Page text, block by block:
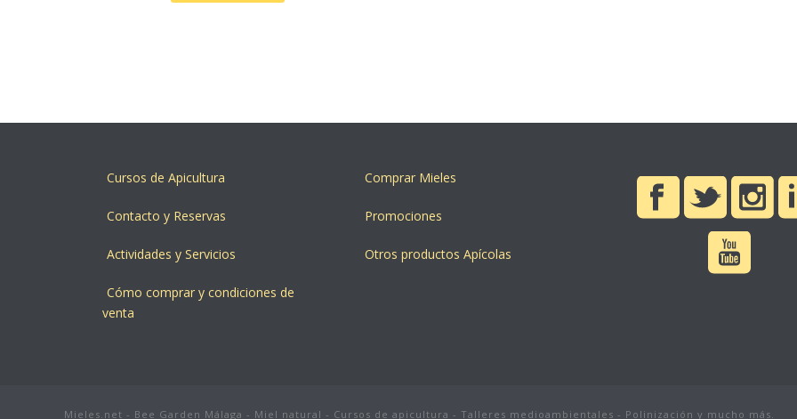
Cursos de Apicultura
Contacto y Reservas
Actividades y Servicios
Cómo comprar y condiciones de
venta
Comprar Mieles
Promociones
Otros productos Apícolas
Mieles.net - Bee Garden Málaga - Miel natural - Cursos de apicultura - Talleres medioambientales - Polinización y mucho más.